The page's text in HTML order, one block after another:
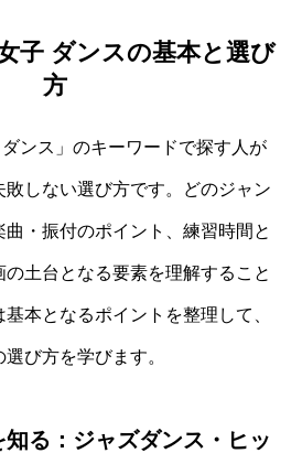
子 ダンスの基本と選び
方
ダンス」のキーワードで探す人が
敗しない選び方です。どのジャン
・振付のポイント、練習時間と
土台となる要素を理解すること
本となるポイントを整理して、
び方を学びます。
る：ジャズダンス・ヒッ